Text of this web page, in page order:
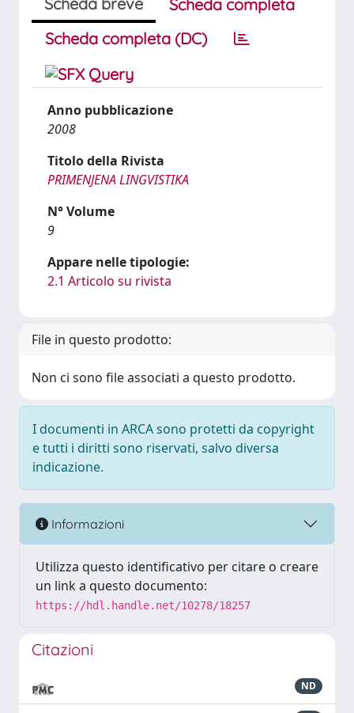
Scheda completa
Scheda completa (DC)
Anno pubblicazione
2008
Titolo della Rivista
PRIMENJENA LINGVISTIKA
N° Volume
9
Appare nelle tipologie:
2.1 Articolo su rivista
File in questo prodotto:
Non ci sono file associati a questo prodotto.
I documenti in ARCA sono protetti da copyright
e tutti i diritti sono riservati, salvo diversa
indicazione.
Informazioni
Utilizza questo identificativo per citare o creare
un link a questo documento:
https://hdl.handle.net/10278/18257
Citazioni
ND